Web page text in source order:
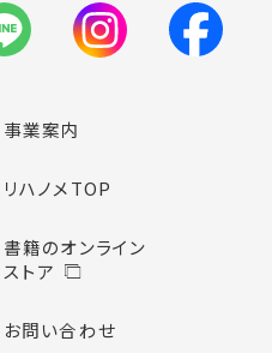
事業案内
リハノメTOP
書籍のオンライン
ストア
お問い合わせ